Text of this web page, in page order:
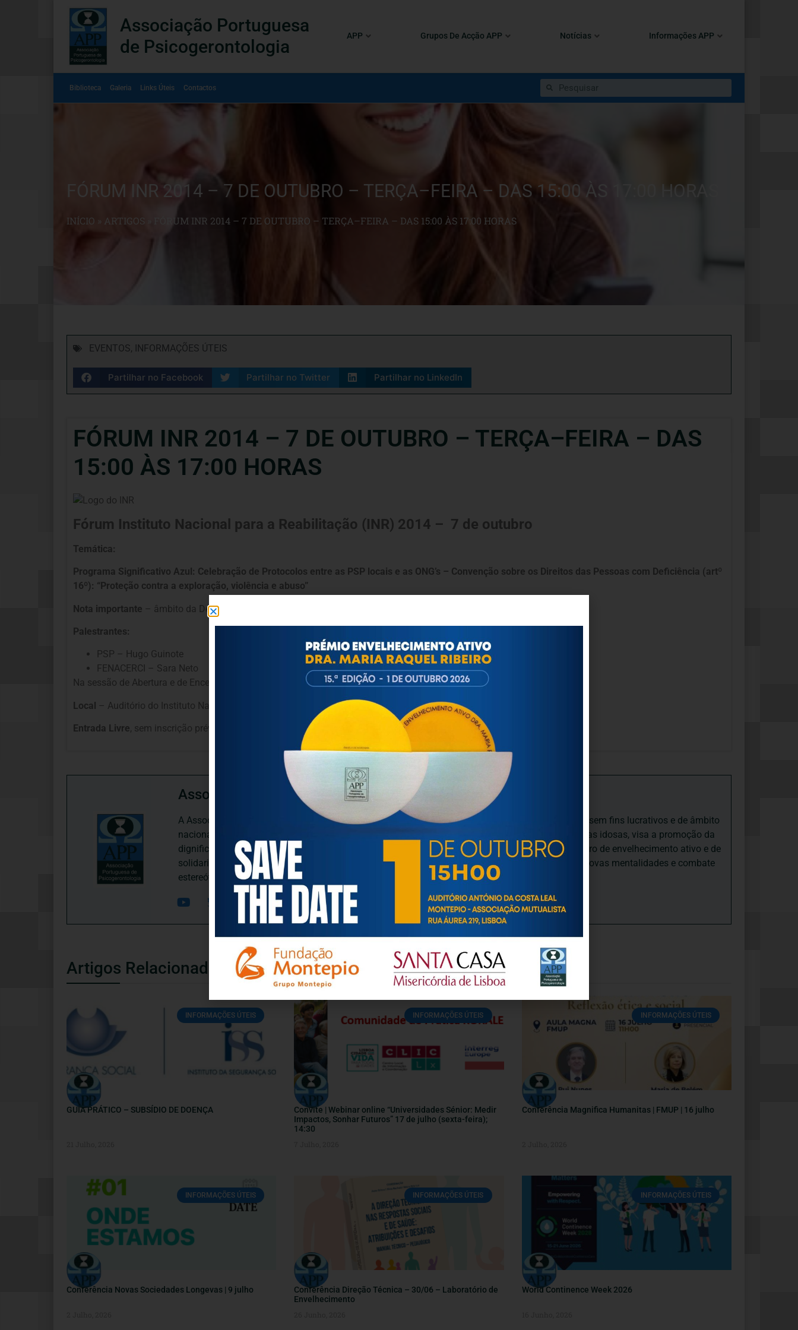
Associação Portuguesa
de Psicogerontologia
APP Grupos De Acção APP Notícias Informações APP
Biblioteca Galeria Links Úteis Contactos
FÓRUM INR 2014 – 7 DE OUTUBRO – TERÇA–FEIRA – DAS 15:00 ÀS 17:00 HORAS
INÍCIO » ARTIGOS FÓRUM INR 2014 – 7 DE OUTUBRO – TERÇA–FEIRA – DAS 15:00 ÀS 17:00 HORAS
EVENTOS, INFORMAÇÕES ÚTEIS
Partilhar no Facebook Partilhar no Twitter Partilhar no LinkedIn
FÓRUM INR 2014 – 7 DE OUTUBRO – TERÇA–FEIRA – DAS
15:00 ÀS 17:00 HORAS
Fórum Instituto Nacional para a Reabilitação (INR) 2014 – 7 de outubro
Temática:
Programa Significativo Azul: Celebração de Protocolos entre as PSP locais e as ONG’s – Convenção sobre os Direitos das Pessoas com Deficiência (artº
16º): “Proteção contra a exploração, violência e abuso”
Nota importante – âmbito da Deficiência Intelectual.
Palestrantes:
PSP – Hugo Guinote
FENACERCI – Sara Neto
Na sessão de Abertura e de Encerramento – Presidente do INR, I.P., – Dr. José Madeira Serôdio.
Local – Auditório do Instituto Nacional para a Reabilitação – Avenida Conde de Valbom, 63 – Lisboa.
Entrada Livre, sem inscrição prévia.
Associação Portuguesa de Psicogerontologia
A Associação Portuguesa de Psicogerontologia-APP, Instituição Particular de Solidariedade Social sem fins lucrativos e de âmbito
nacional, dedica-se às questões biopsicológicas e sociais inerentes ao envelhecimento e às pessoas idosas, visa a promoção da
dignificação, respeito, saúde, autonomia, participação e segurança das pessoas idosas, num quadro de envelhecimento ativo e de
solidariedade intergeracional, e de uma sociedade mais inclusiva para todas as idades, promove novas mentalidades e combate
estereótipos negativos relativamente à idade e ao envelhecimento.
Artigos Relacionados
INFORMAÇÕES ÚTEIS
GUIA PRÁTICO – SUBSÍDIO DE DOENÇA
INFORMAÇÕES ÚTEIS
Convite | Webinar online “Universidades Sénior: Medir
Impactos, Sonhar Futuros” 17 de julho (sexta-feira);
14:30
INFORMAÇÕES ÚTEIS
Conferência Magnifica Humanitas | FMUP | 16 julho
INFORMAÇÕES ÚTEIS
Conferência Novas Sociedades Longevas | 9 julho
INFORMAÇÕES ÚTEIS
Conferência Direção Técnica – 30/06 – Laboratório de
Envelhecimento
INFORMAÇÕES ÚTEIS
World Continence Week 2026